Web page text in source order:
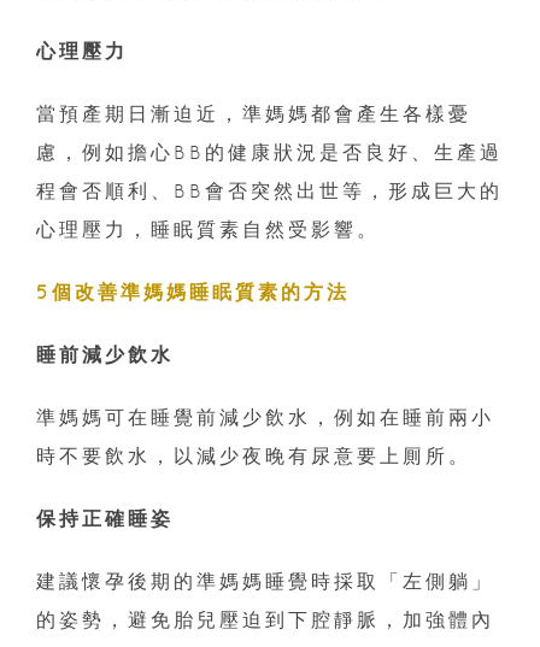
心理壓力
當預產期日漸迫近，準媽媽都會產生各樣憂
慮，例如擔心BB的健康狀況是否良好、生產過
程會否順利、BB會否突然出世等，形成巨大的
心理壓力，睡眠質素自然受影響。
5個改善準媽媽睡眠質素的方法
睡前減少飲水
準媽媽可在睡覺前減少飲水，例如在睡前兩小
時不要飲水，以減少夜晚有尿意要上厠所。
保持正確睡姿
建議懷孕後期的準媽媽睡覺時採取「左側躺」
的姿勢，避免胎兒壓迫到下腔靜脈，加強體內